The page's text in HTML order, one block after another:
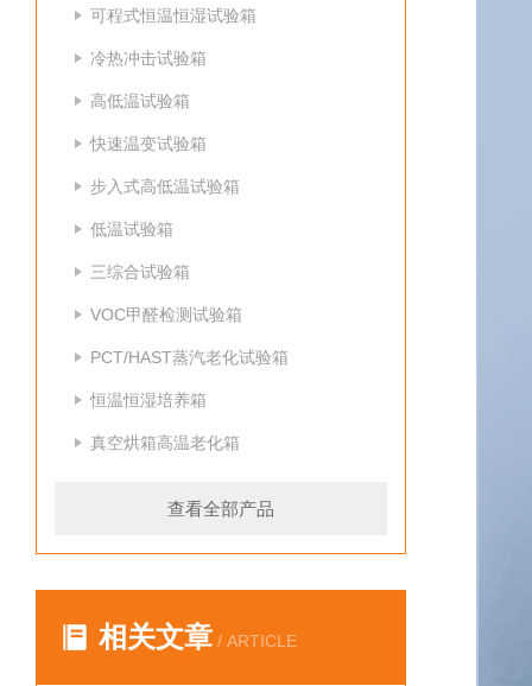
可程式恒温恒湿试验箱
冷热冲击试验箱
高低温试验箱
快速温变试验箱
步入式高低温试验箱
低温试验箱
三综合试验箱
VOC甲醛检测试验箱
PCT/HAST蒸汽老化试验箱
恒温恒湿培养箱
真空烘箱高温老化箱
查看全部产品
相关文章 / ARTICLE